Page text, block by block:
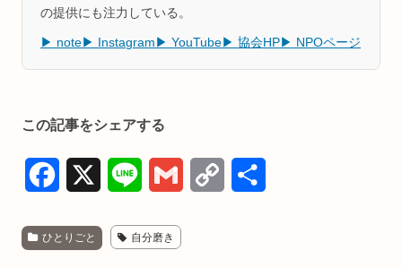
の提供にも注力している。
▶ note▶ Instagram ▶ YouTube▶ 協会HP▶ NPOページ
この記事をシェアする
c n
ひとりごと 自分磨き